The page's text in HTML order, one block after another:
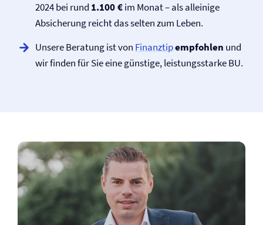
2024 bei rund 1.100 €im Monat – als alleinige
Absicherung reicht das selten zum Leben.
Unsere Beratung ist von Finanztipempfohlen und
wir finden für Sie eine günstige, leistungsstarke BU.